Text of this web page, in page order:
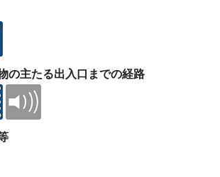
の主たる出入口までの経路